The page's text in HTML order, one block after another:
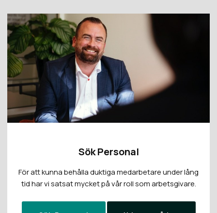
Sök Personal
För att kunna behålla duktiga medarbetare under lång
tid har vi satsat mycket på vår roll som arbetsgivare.